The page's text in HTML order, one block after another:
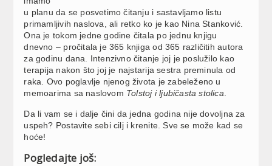
u planu da se posvetimo čitanju i sastavljamo listu
primamljivih naslova, ali retko ko je kao Nina Stanković.
Ona je tokom jedne godine čitala po jednu knjigu
dnevno – pročitala je 365 knjiga od 365 različitih autora
za godinu dana. Intenzivno čitanje joj je poslužilo kao
terapija nakon što joj je najstarija sestra preminula od
raka. Ovo poglavlje njenog života je zabeleženo u
memoarima sa naslovom Tolstoj i ljubičasta stolica
Da li vam se i dalje čini da jedna godina nije dovoljna za
uspeh? Postavite sebi cilj i krenite. Sve se može kad se
hoće!
Pogledajte još: